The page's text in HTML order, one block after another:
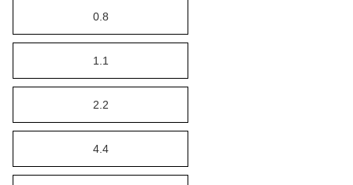
0.8
1.1
2.2
4.4